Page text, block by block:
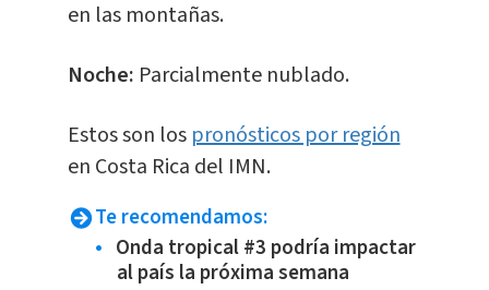
en las montañas.
Noche: Parcialmente nublado.
Estos son los pronósticos por región
en Costa Rica del IMN.
Te recomendamos:
Onda tropical #3 podría impactar
al país la próxima semana